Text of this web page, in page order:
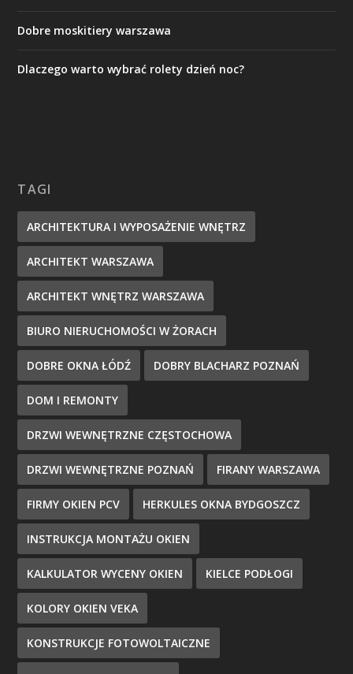
Dobre moskitiery warszawa
Dlaczego warto wybrać rolety dzień noc?
TAGI
ARCHITEKTURA I WYPOSAŻENIE WNĘTRZ
ARCHITEKT WARSZAWA
ARCHITEKT WNĘTRZ WARSZAWA
BIURO NIERUCHOMOŚCI W ŻORACH
DOBRE OKNA ŁÓDŹ DOBRY BLACHARZ POZNAŃ
DOM I REMONTY
DRZWI WEWNĘTRZNE CZĘSTOCHOWA
DRZWI WEWNĘTRZNE POZNAŃ FIRANY WARSZAWA
FIRMY OKIEN PCV HERKULES OKNA BYDGOSZCZ
INSTRUKCJA MONTAŻU OKIEN
KALKULATOR WYCENY OKIEN KIELCE PODŁOGI
KOLORY OKIEN VEKA
KONSTRUKCJE FOTOWOLTAICZNE